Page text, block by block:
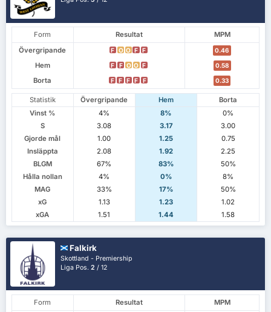
Form Resultat
MPM
Övergripande
F O O F F 0.46
Hem F F O O F 0.58
Borta F F F F F 0.33
Statistik Övergripande Hem
Borta
Vinst %
4% 8%
0%
S
3.08 3.17
3.00
Gjorde mål
1.00 1.25
0.75
Insläppta
2.08 1.92
2.25
BLGM
67% 83%
50%
Hålla nollan
4% 0%
8%
MAG
33% 17%
50%
xG
1.13 1.23
1.02
xGA
1.51 1.44 1.58
Falkirk
Skottland - Premiership
Liga Pos.2 / 12
Form Resultat
MPM